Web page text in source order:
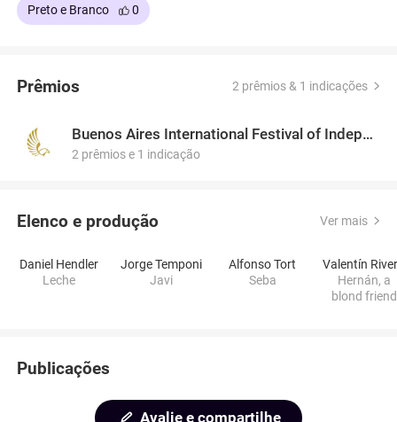
Preto e Branco 0
Prêmios 2 prêmios & 1 indicações
Buenos Aires International Festival of Independent Cinema
2 prêmios e 1 indicação
Elenco e produção Ver mais
Daniel Hendler
Leche
Jorge Temponi
Javi
Alfonso Tort
Seba
Valentín
Hernán, a
blond friend
Publicações
Avalie e compartilhe